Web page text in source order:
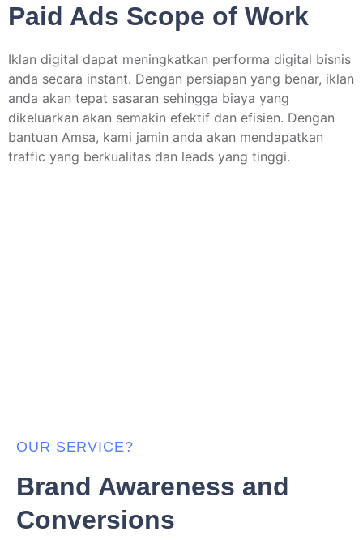
Paid Ads Scope of Work
Iklan digital dapat meningkatkan performa digital bisnis
anda secara instant. Dengan persiapan yang benar, iklan
anda akan tepat sasaran sehingga biaya yang
dikeluarkan akan semakin efektif dan efisien. Dengan
bantuan Amsa, kami jamin anda akan mendapatkan
traffic yang berkualitas dan leads yang tinggi.
OUR SERVICE?
Brand Awareness and
Conversions